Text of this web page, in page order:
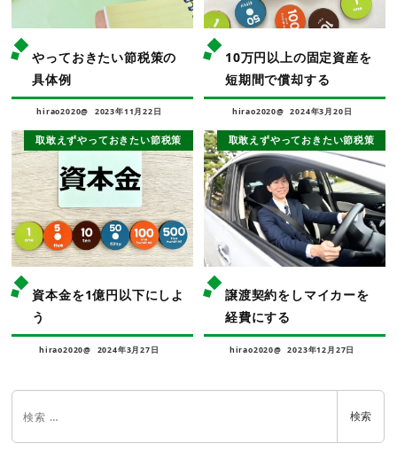
やっておきたい節税策の
具体例
hirao2020@ 2023年11月22日
10万円以上の固定資産を
短期間で償却する
hirao2020@ 2024年3月20日
取敢えずやっておきたい節税策
資本金を1億円以下にしよ
う
hirao2020@ 2024年3月27日
取敢えずやっておきたい節税策
譲渡契約をしマイカーを
経費にする
hirao2020@ 2023年12月27日
検索